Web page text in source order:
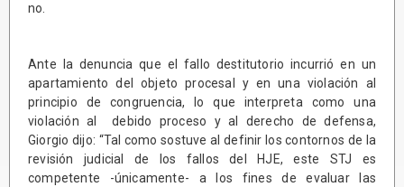
no.
Ante la denuncia que el fallo destitutorio incurrió en un
apartamiento del objeto procesal y en una violación al
principio de congruencia, lo que interpreta como una
violación al debido proceso y al derecho de defensa,
Giorgio dijo: “Tal como sostuve al definir los contornos de la
revisión judicial de los fallos del HJE, este STJ es
competente -únicamente- a los fines de evaluar las